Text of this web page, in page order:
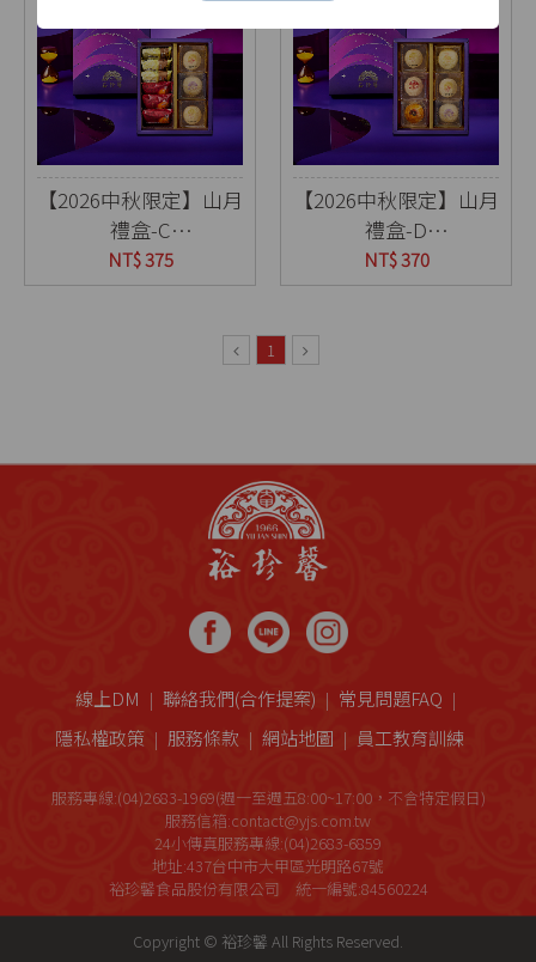
【2026中秋限定】山月
禮盒-C
9入(盒)
NT$ 375
【2026中秋限定】山月
禮盒-D
6入(盒)
NT$ 370
1
線上DM 聯絡我們(合作提案)
常見問題FAQ
隱私權政策
服務條款 網站地圖 員工教育訓練
服務專線:(04)2683-1969(週一至週五8:00~17:00，不含特定假日)
服務信箱:contact@yjs.com.tw
24小傳真服務專線:(04)2683-6859
地址:437台中市大甲區光明路67號
裕珍馨食品股份有限公司 統一編號:84560224
Copyright © 裕珍馨 All Rights Reserved.